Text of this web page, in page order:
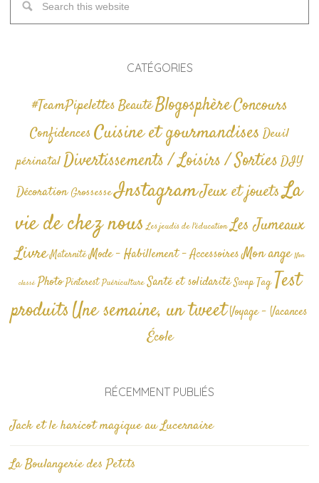
CATÉGORIES
#TeamPipelettesBeautéBlogosphèreConcours
Confidences Cuisine et gourmandises Deuil
périnatalDivertissements / Loisirs / SortiesDIY
Décoration GrossesseInstagramJeux et jouetsLa
vie de chez nous Les jeudis de l'éducation Les Jumeaux
Livre Maternité Mode - Habillement - AccessoiresMon ange Non
classé Photo Pinterest Puériculture Santé et solidarité Swap TagTest
produitsUne semaine, un tweetVoyage - Vacances
École
RÉCEMMENT PUBLIÉS
Jack et le haricot magique au Lucernaire
La Boulangerie des Petits